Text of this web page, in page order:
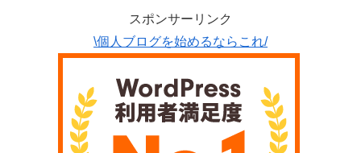
スポンサーリンク
\個人ブログを始めるならこれ/